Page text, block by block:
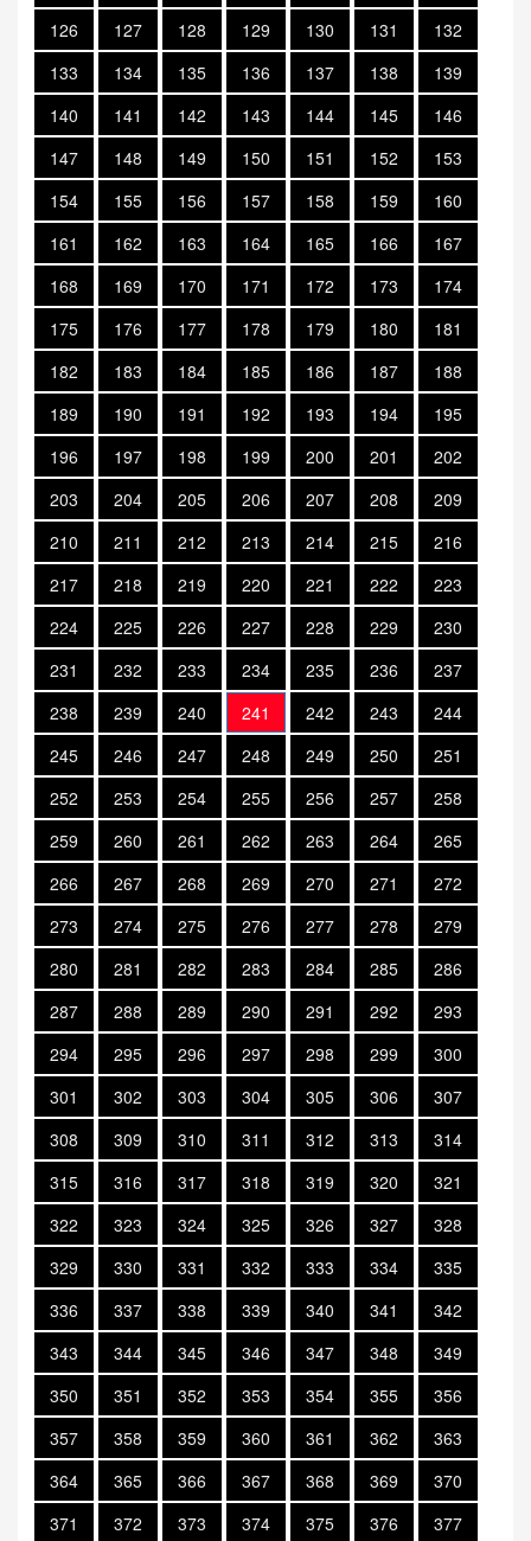
126
127 128 129 130 131
132
133
134 135 136 137 138
139
140
141 142 143 144 145
146
147
148 149 150 151 152
153
154
155 156 157 158 159
160
161
162 163 164 165 166
167
168
169 170 171 172 173
174
175
176 177 178 179 180
181
182
183 184 185 186 187
188
189
190 191 192 193 194
195
196
197 198 199 200 201
202
203
204 205 206 207 208
209
210
211 212 213 214 215
216
217
218 219 220 221 222
223
224
225 226 227 228 229
230
231
232 233 234 235 236
237
238
239 240 241 242 243
244
245
246 247 248 249 250
251
252
253 254 255 256 257
258
259
260 261 262 263 264
265
266
267 268 269 270 271
272
273
274 275 276 277 278
279
280
281 282 283 284 285
286
287
288 289 290 291 292
293
294
295 296 297 298 299
300
301
302 303 304 305 306
307
308
309 310 311 312 313
314
315
316 317 318 319 320
321
322
323 324 325 326 327
328
329
330 331 332 333 334
335
336
337 338 339 340 341
342
343
344 345 346 347 348
349
350
351 352 353 354 355
356
357
358 359 360 361 362
363
364
365 366 367 368 369
370
371
372 373 374 375 376 377